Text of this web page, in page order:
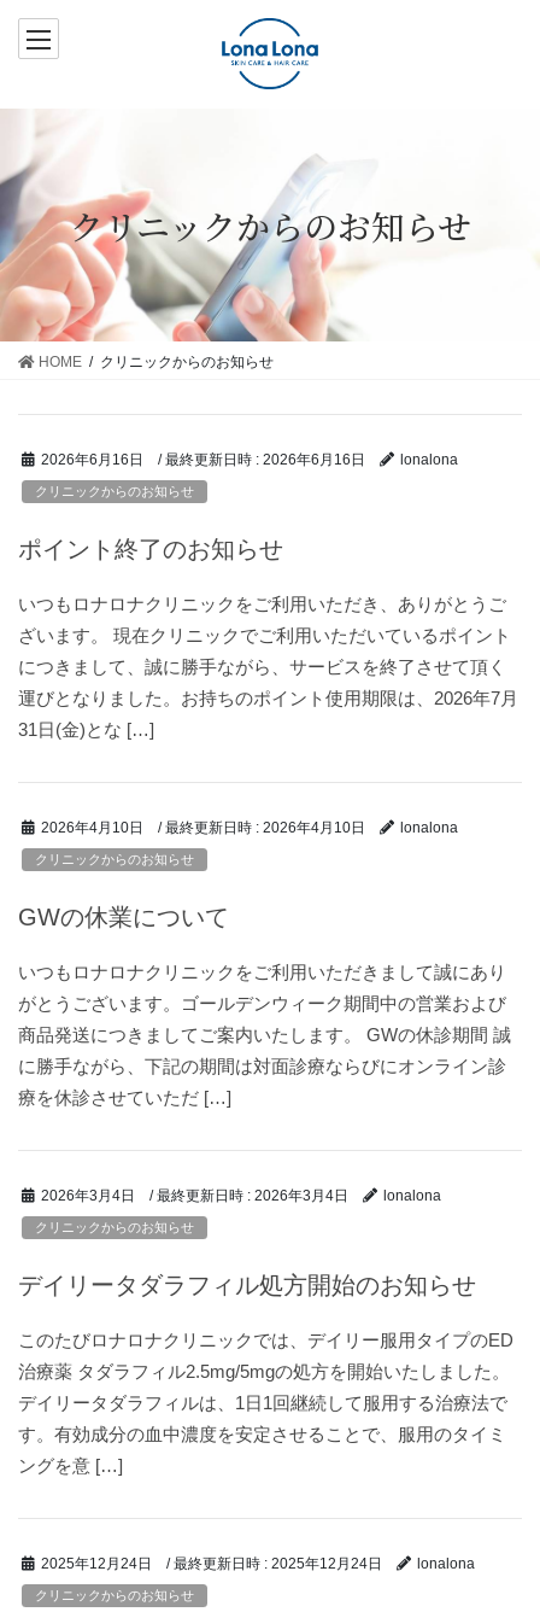
ス
ッ
プ
ン
移
動
クリニックからのお知らせ
HOME クリニックからのお知らせ
2026年6月16日 / 最終更新日時 : 2026年6月16日 lonalona
クリニックからのお知らせ
ポイント終了のお知らせ
いつもロナロナクリニックをご利用いただき、ありがとうご
ざいます。 現在クリニックでご利用いただいているポイント
につきまして、誠に勝手ながら、サービスを終了させて頂く
運びとなりました。お持ちのポイント使用期限は、2026年7月
31日(金)とな […]
2026年4月10日 / 最終更新日時 : 2026年4月10日 lonalona
クリニックからのお知らせ
GWの休業について
いつもロナロナクリニックをご利用いただきまして誠にあり
がとうございます。ゴールデンウィーク期間中の営業および
商品発送につきましてご案内いたします。 GWの休診期間 誠
に勝手ながら、下記の期間は対面診療ならびにオンライン診
療を休診させていただ […]
2026年3月4日 / 最終更新日時 : 2026年3月4日 lonalona
クリニックからのお知らせ
デイリータダラフィル処方開始のお知らせ
このたびロナロナクリニックでは、デイリー服用タイプのED
治療薬 タダラフィル2.5mg/5mgの処方を開始いたしました。
デイリータダラフィルは、1日1回継続して服用する治療法で
す。有効成分の血中濃度を安定させることで、服用のタイミ
ングを意 […]
2025年12月24日 / 最終更新日時 : 2025年12月24日 lonalona
クリニックからのお知らせ